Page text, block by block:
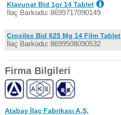
Klavunat Bid 1gr 14 Tablet
İlaç Barkodu: 8699717090149
Croxilex Bid 625 Mg 14 Film Tablet
İlaç Barkodu: 8699508090532
Firma Bilgileri
Atabay İlaç Fabrikası A.Ş.